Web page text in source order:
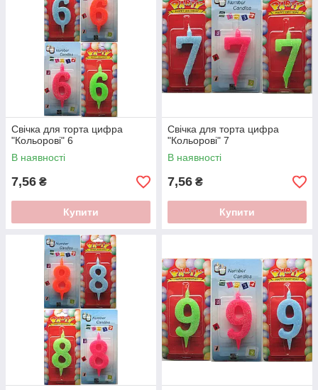
Свічка для торта цифра
"Кольорові" 6
В наявності
7,56 ₴
Купити
Свічка для торта цифра
"Кольорові" 7
В наявності
7,56 ₴
Купити